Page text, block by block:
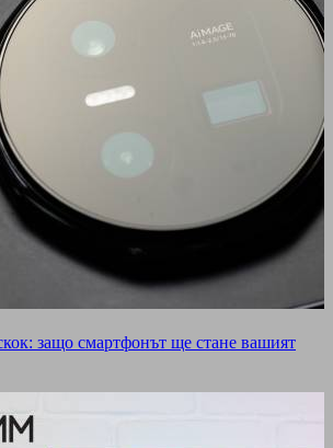
защо смартфонът ще стане вашият